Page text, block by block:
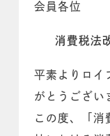
会員各位
消費税法
平素よりロイ
がとうござい
この度、「消